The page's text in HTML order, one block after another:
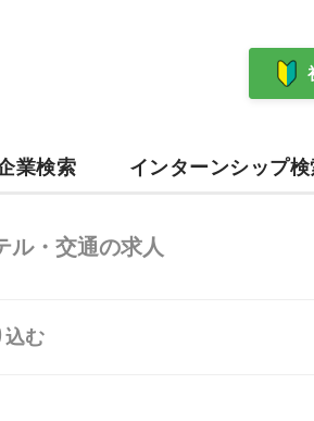
業検索 インターンシップ検
ル・交通の求人
込む